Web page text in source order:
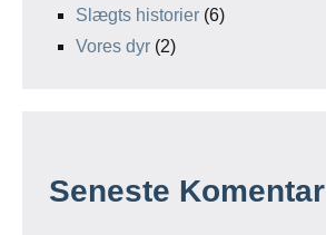
Slægts historier (6)
Vores dyr (2)
Seneste Komentar